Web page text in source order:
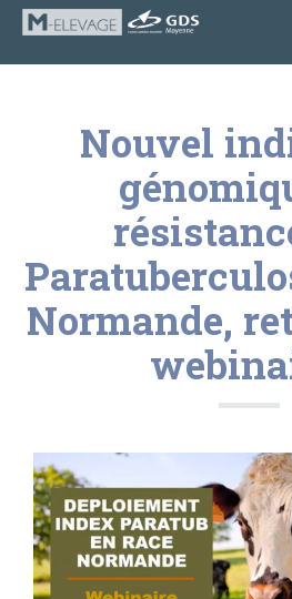
Nouvel
Normande,